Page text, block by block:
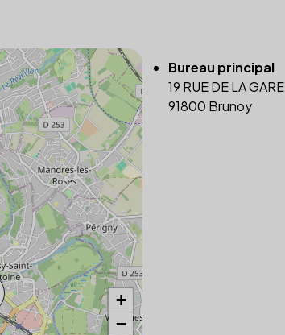
+
−
Bureau principal
19 RUE DE LA GARE
91800 Brunoy